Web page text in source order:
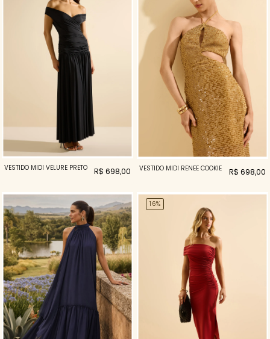
VESTIDO MIDI VELURE PRETO R$ 698,00 VESTIDO MIDI RENEE COOKIE R$ 698,00
16%